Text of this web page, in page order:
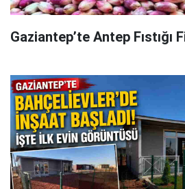
Gaziantep’te Antep Fıstığı